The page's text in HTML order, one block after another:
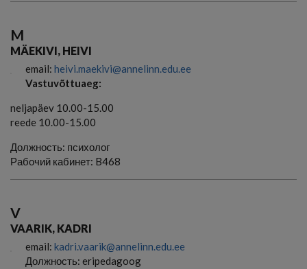
M
MÄEKIVI, HEIVI
email: heivi.maekivi@annelinn.edu.ee
Vastuvõttuaeg:
neljapäev 10.00-15.00
reede 10.00-15.00
Должность: психолог
Рабочий кабинет: B468
V
VAARIK, KADRI
email: kadri.vaarik@annelinn.edu.ee
Должность: eripedagoog